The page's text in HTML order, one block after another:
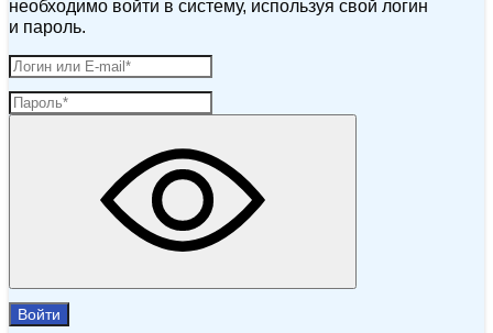
необходимо войти в систему, используя свой логин
и пароль.
Войти